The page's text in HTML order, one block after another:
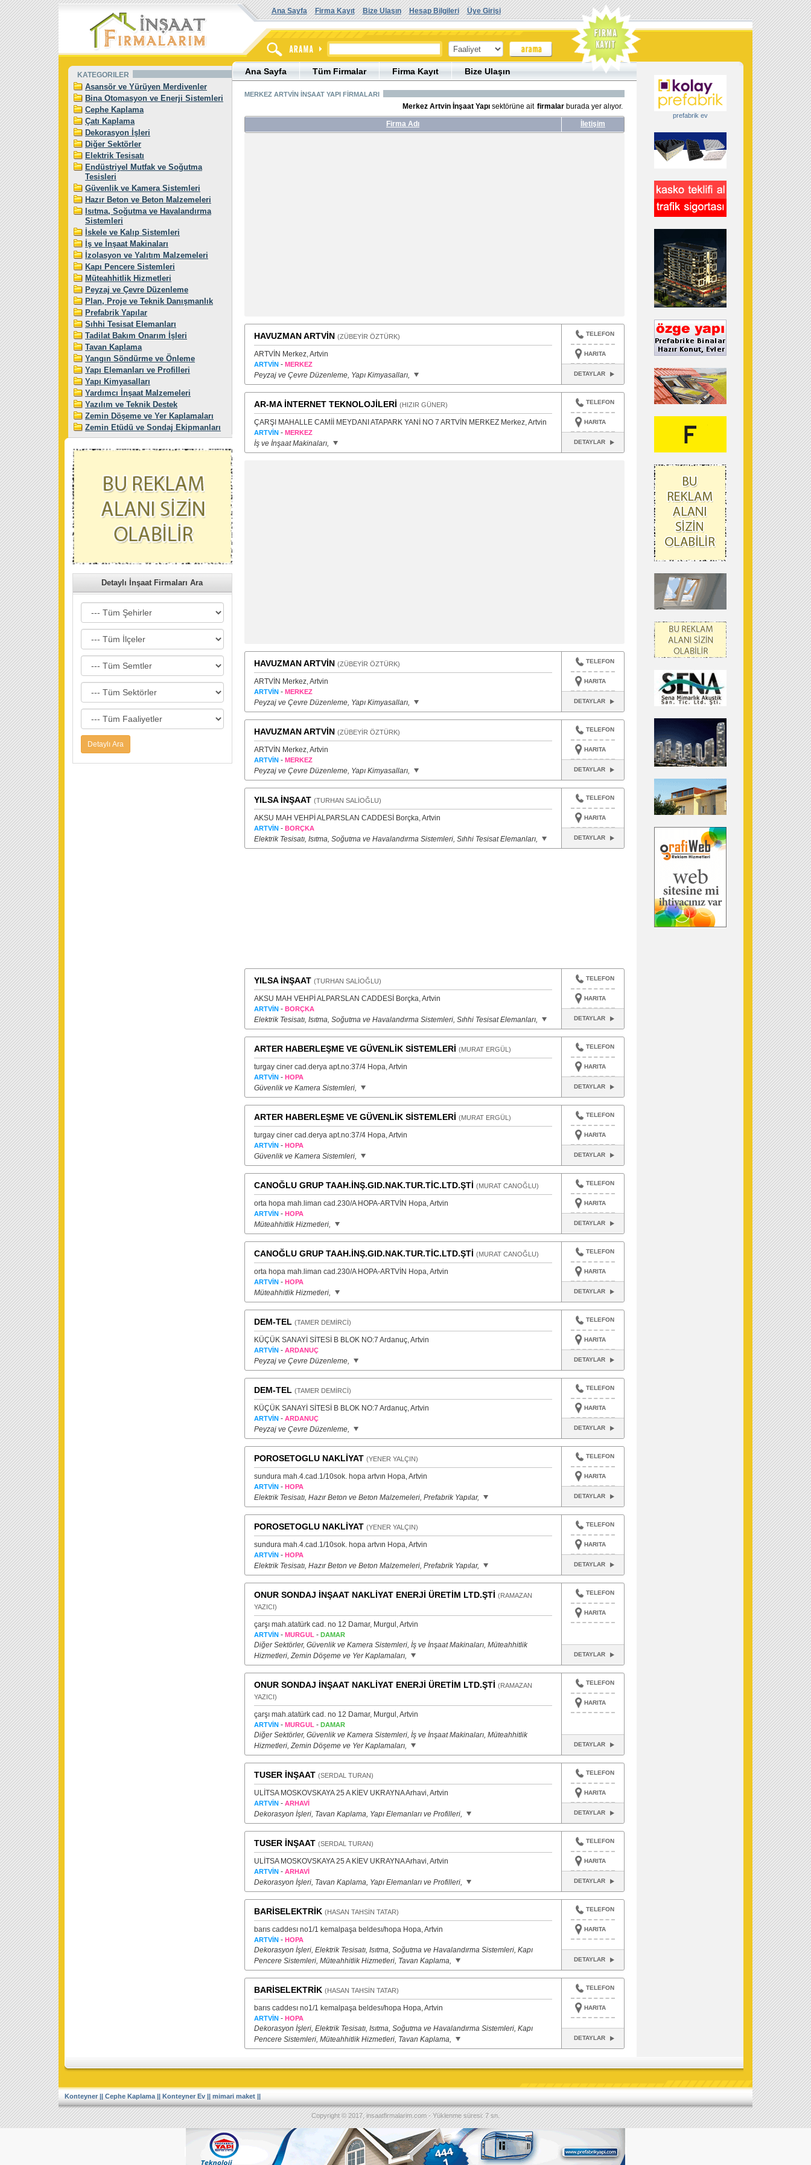
Ana Sayfa Firma Kayıt Bize Ulaşın Hesap Bilgileri Üye Girişi
Ana Sayfa Tüm Firmalar Firma Kayıt Bize Ulaşın
MERKEZ ARTVİN İNŞAAT YAPI FİRMALARI
Merkez Artvin İnşaat Yapı sektörüne ait firmalar burada yer alıyor.
Firma Adı İletişim
HAVUZMAN ARTVİN (ZÜBEYİR ÖZTÜRK)
ARTVİN Merkez, Artvin
ARTVİN- MERKEZ
Peyzaj ve Çevre Düzenleme, Yapı Kimyasalları,
TELEFON
HARITA
DETAYLAR
AR-MA İNTERNET TEKNOLOJİLERİ (HIZIR GÜNER)
ÇARŞI MAHALLE CAMİİ MEYDANI ATAPARK YANİ NO 7 ARTVİN MERKEZ Merkez, Artvin
ARTVİN- MERKEZ
İş ve İnşaat Makinaları,
TELEFON
HARITA
DETAYLAR
HAVUZMAN ARTVİN (ZÜBEYİR ÖZTÜRK)
ARTVİN Merkez, Artvin
ARTVİN- MERKEZ
Peyzaj ve Çevre Düzenleme, Yapı Kimyasalları,
TELEFON
HARITA
DETAYLAR
HAVUZMAN ARTVİN (ZÜBEYİR ÖZTÜRK)
ARTVİN Merkez, Artvin
ARTVİN- MERKEZ
Peyzaj ve Çevre Düzenleme, Yapı Kimyasalları,
TELEFON
HARITA
DETAYLAR
YILSA İNŞAAT (TURHAN SALİOĞLU)
AKSU MAH VEHPİ ALPARSLAN CADDESİ Borçka, Artvin
ARTVİN- BORÇKA
Elektrik Tesisatı, Isıtma, Soğutma ve Havalandırma Sistemleri, Sıhhi Tesisat Elemanları,
TELEFON
HARITA
DETAYLAR
YILSA İNŞAAT (TURHAN SALİOĞLU)
AKSU MAH VEHPİ ALPARSLAN CADDESİ Borçka, Artvin
ARTVİN- BORÇKA
Elektrik Tesisatı, Isıtma, Soğutma ve Havalandırma Sistemleri, Sıhhi Tesisat Elemanları,
TELEFON
HARITA
DETAYLAR
ARTER HABERLEŞME VE GÜVENLİK SİSTEMLERİ (MURAT ERGÜL)
turgay ciner cad.derya apt.no:37/4 Hopa, Artvin
ARTVİN- HOPA
Güvenlik ve Kamera Sistemleri,
TELEFON
HARITA
DETAYLAR
ARTER HABERLEŞME VE GÜVENLİK SİSTEMLERİ (MURAT ERGÜL)
turgay ciner cad.derya apt.no:37/4 Hopa, Artvin
ARTVİN- HOPA
Güvenlik ve Kamera Sistemleri,
TELEFON
HARITA
DETAYLAR
CANOĞLU GRUP TAAH.İNŞ.GID.NAK.TUR.TİC.LTD.ŞTİ (MURAT CANOĞLU)
orta hopa mah.liman cad.230/A HOPA-ARTVİN Hopa, Artvin
ARTVİN- HOPA
Müteahhitlik Hizmetleri,
TELEFON
HARITA
DETAYLAR
CANOĞLU GRUP TAAH.İNŞ.GID.NAK.TUR.TİC.LTD.ŞTİ (MURAT CANOĞLU)
orta hopa mah.liman cad.230/A HOPA-ARTVİN Hopa, Artvin
ARTVİN- HOPA
Müteahhitlik Hizmetleri,
TELEFON
HARITA
DETAYLAR
DEM-TEL (TAMER DEMİRCİ)
KÜÇÜK SANAYİ SİTESİ B BLOK NO:7 Ardanuç, Artvin
ARTVİN- ARDANUÇ
Peyzaj ve Çevre Düzenleme,
TELEFON
HARITA
DETAYLAR
DEM-TEL (TAMER DEMİRCİ)
KÜÇÜK SANAYİ SİTESİ B BLOK NO:7 Ardanuç, Artvin
ARTVİN- ARDANUÇ
Peyzaj ve Çevre Düzenleme,
TELEFON
HARITA
DETAYLAR
POROSETOGLU NAKLİYAT (YENER YALÇIN)
sundura mah.4.cad.1/10sok. hopa artvın Hopa, Artvin
ARTVİN- HOPA
Elektrik Tesisatı, Hazır Beton ve Beton Malzemeleri, Prefabrik Yapılar,
TELEFON
HARITA
DETAYLAR
POROSETOGLU NAKLİYAT (YENER YALÇIN)
sundura mah.4.cad.1/10sok. hopa artvın Hopa, Artvin
ARTVİN- HOPA
Elektrik Tesisatı, Hazır Beton ve Beton Malzemeleri, Prefabrik Yapılar,
TELEFON
HARITA
DETAYLAR
ONUR SONDAJ İNŞAAT NAKLİYAT ENERJİ ÜRETİM LTD.ŞTİ (RAMAZAN
YAZICI)
çarşı mah.atatürk cad. no 12 Damar, Murgul, Artvin
ARTVİN- MURGUL- DAMAR
Diğer Sektörler, Güvenlik ve Kamera Sistemleri, İş ve İnşaat Makinaları, Müteahhitlik
Hizmetleri, Zemin Döşeme ve Yer Kaplamaları,
TELEFON
HARITA
DETAYLAR
ONUR SONDAJ İNŞAAT NAKLİYAT ENERJİ ÜRETİM LTD.ŞTİ (RAMAZAN
YAZICI)
çarşı mah.atatürk cad. no 12 Damar, Murgul, Artvin
ARTVİN- MURGUL- DAMAR
Diğer Sektörler, Güvenlik ve Kamera Sistemleri, İş ve İnşaat Makinaları, Müteahhitlik
Hizmetleri, Zemin Döşeme ve Yer Kaplamaları,
TELEFON
HARITA
DETAYLAR
TUSER İNŞAAT (SERDAL TURAN)
ULİTSA MOSKOVSKAYA 25 A KİEV UKRAYNA Arhavi, Artvin
ARTVİN- ARHAVİ
Dekorasyon İşleri, Tavan Kaplama, Yapı Elemanları ve Profilleri,
TELEFON
HARITA
DETAYLAR
TUSER İNŞAAT (SERDAL TURAN)
ULİTSA MOSKOVSKAYA 25 A KİEV UKRAYNA Arhavi, Artvin
ARTVİN- ARHAVİ
Dekorasyon İşleri, Tavan Kaplama, Yapı Elemanları ve Profilleri,
TELEFON
HARITA
DETAYLAR
BARİSELEKTRİK (HASAN TAHSİN TATAR)
barıs caddesı no1/1 kemalpaşa beldesı/hopa Hopa, Artvin
ARTVİN- HOPA
Dekorasyon İşleri, Elektrik Tesisatı, Isıtma, Soğutma ve Havalandırma Sistemleri, Kapı
Pencere Sistemleri, Müteahhitlik Hizmetleri, Tavan Kaplama,
TELEFON
HARITA
DETAYLAR
BARİSELEKTRİK (HASAN TAHSİN TATAR)
barıs caddesı no1/1 kemalpaşa beldesı/hopa Hopa, Artvin
ARTVİN- HOPA
Dekorasyon İşleri, Elektrik Tesisatı, Isıtma, Soğutma ve Havalandırma Sistemleri, Kapı
Pencere Sistemleri, Müteahhitlik Hizmetleri, Tavan Kaplama,
TELEFON
HARITA
DETAYLAR
KATEGORILER
Asansör ve Yürüyen Merdivenler
Bina Otomasyon ve Enerji Sistemleri
Cephe Kaplama
Çatı Kaplama
Dekorasyon İşleri
Diğer Sektörler
Elektrik Tesisatı
Endüstriyel Mutfak ve Soğutma
Tesisleri
Güvenlik ve Kamera Sistemleri
Hazır Beton ve Beton Malzemeleri
Isıtma, Soğutma ve Havalandırma
Sistemleri
İskele ve Kalıp Sistemleri
İş ve İnşaat Makinaları
İzolasyon ve Yalıtım Malzemeleri
Kapı Pencere Sistemleri
Müteahhitlik Hizmetleri
Peyzaj ve Çevre Düzenleme
Plan, Proje ve Teknik Danışmanlık
Prefabrik Yapılar
Sıhhi Tesisat Elemanları
Tadilat Bakım Onarım İşleri
Tavan Kaplama
Yangın Söndürme ve Önleme
Yapı Elemanları ve Profilleri
Yapı Kimyasalları
Yardımcı İnşaat Malzemeleri
Yazılım ve Teknik Destek
Zemin Döşeme ve Yer Kaplamaları
Zemin Etüdü ve Sondaj Ekipmanları
Detaylı İnşaat Firmaları Ara
prefabrik ev
Konteyner || Cephe Kaplama || Konteyner Ev || mimari maket ||
Copyright © 2017, insaatfirmalarim.com - Yüklenme süresi: 7 sn.